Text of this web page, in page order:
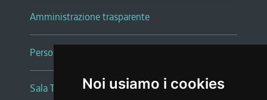
Noi usiamo i cookies
Amministrazione trasparente
Persone e Uffici
Sala Tiziano Tessitori